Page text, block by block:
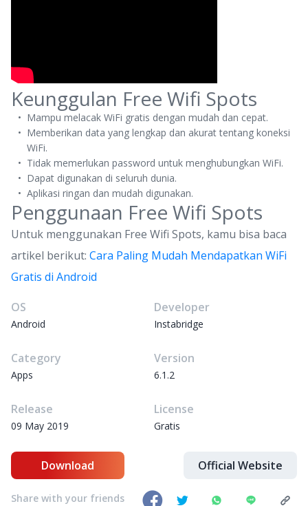
Keunggulan Free Wifi Spots
Mampu melacak WiFi gratis dengan mudah dan cepat.
Memberikan data yang lengkap dan akurat tentang koneksi
WiFi.
Tidak memerlukan password untuk menghubungkan WiFi.
Dapat digunakan di seluruh dunia.
Aplikasi ringan dan mudah digunakan.
Penggunaan Free Wifi Spots
Untuk menggunakan Free Wifi Spots, kamu bisa baca
artikel berikut: Cara Paling Mudah Mendapatkan WiFi
Gratis di Android
OS
Android
Developer
Instabridge
Category
Apps
Version
6.1.2
Release
09 May 2019
License
Gratis
Download Official Website
Share with your friends